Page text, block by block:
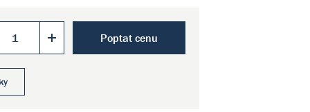
Poptat cenu